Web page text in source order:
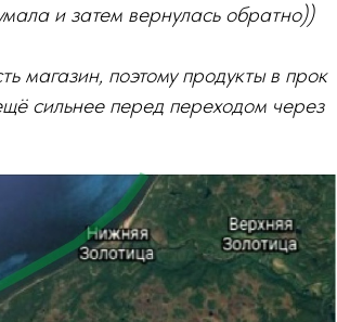
и затем вернулась обратно))
магазин, поэтому продукты в прок
сильнее перед переходом через